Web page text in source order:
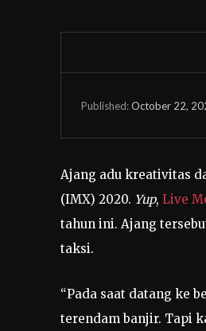
Published:October 22,
Ajang adu kreativitas
(IMX) 2020. Yup, Live
tahun ini. Ajang
taksi.
“Pada saat datang ke
terendam banjir. Tapi